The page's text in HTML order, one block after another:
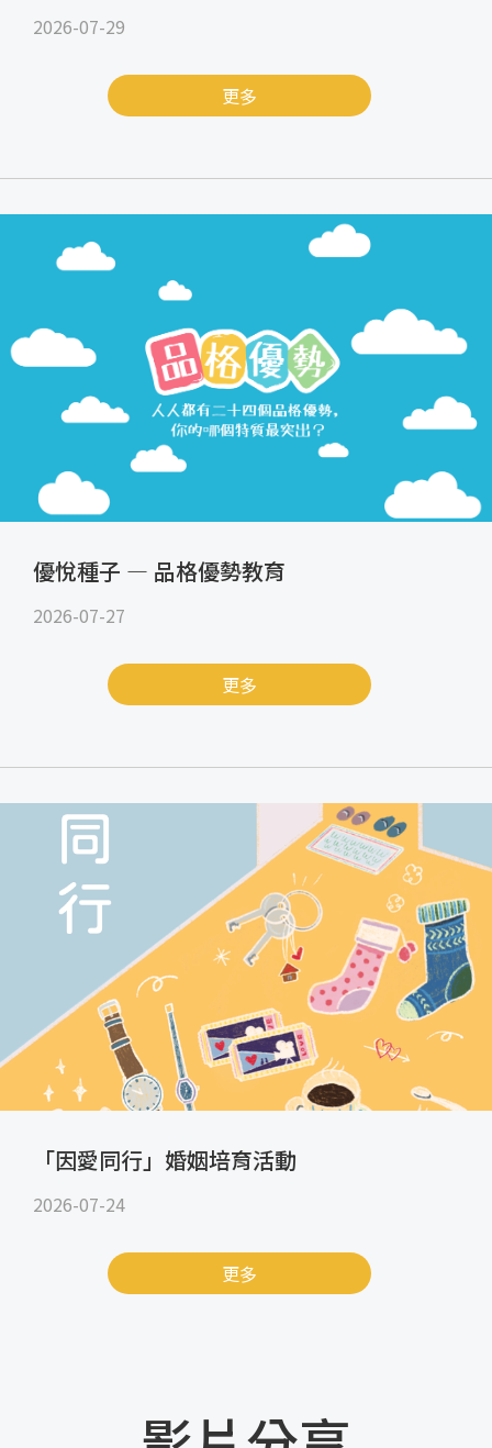
2026-07-29
更多
優悅種子 — 品格優勢教育
2026-07-27
更多
「因愛同行」婚姻培育活動
2026-07-24
更多